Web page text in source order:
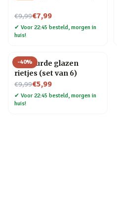
€9,99
Nu voor€7,99
✔ Voor 22:45 besteld, morgen in
huis!
-40%
Gekleurde glazen
rietjes (set van 6)
€9,99
Nu voor€5,99
✔ Voor 22:45 besteld, morgen in
huis!